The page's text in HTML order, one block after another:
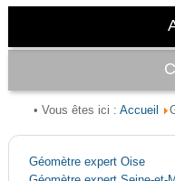
• Vous êtes ici : Accueil
Géomètre expert Oise